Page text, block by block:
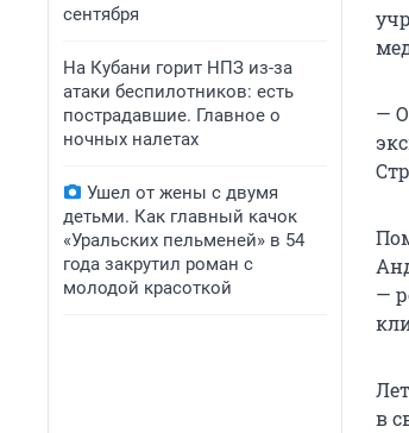
сентября
На Кубани горит НПЗ из-за
атаки беспилотников: есть
пострадавшие. Главное о
ночных налетах
Ушел от жены с двумя
детьми. Как главный качок
«Уральских пельменей» в 54
года закрутил роман с
молодой красоткой
—
—
в